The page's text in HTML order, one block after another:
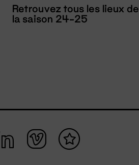
Retrouvez tous les lieux de
la saison 24-25